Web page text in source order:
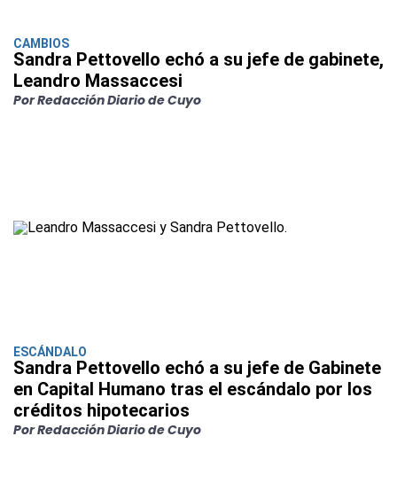
CAMBIOS
Sandra Pettovello echó a su jefe de gabinete,
Leandro Massaccesi
Por Redacción Diario de Cuyo
ESCÁNDALO
Sandra Pettovello echó a su jefe de Gabinete
en Capital Humano tras el escándalo por los
créditos hipotecarios
Por Redacción Diario de Cuyo